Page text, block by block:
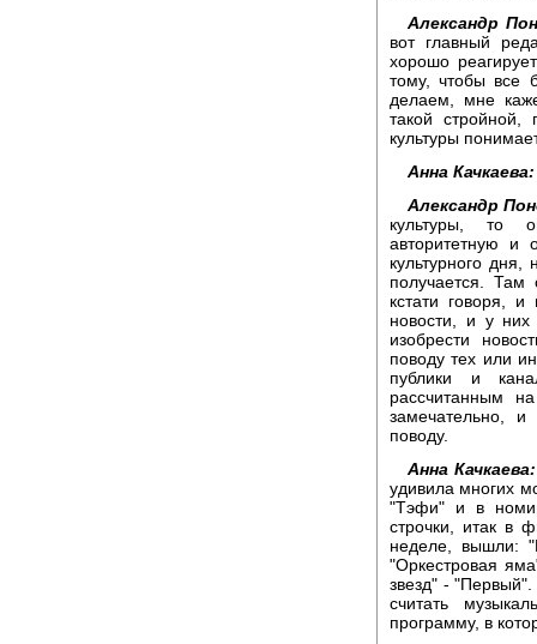
Александр
вот главный
хорошо
тому, чтобы все
делаем, мне
такой стройной,
культуры
Анна Качкаева:
Александр
культуры, то
авторитетную и
культурного
получается.
кстати говоря, и
новости, и у
изобрести
поводу тех или
публики и
рассчитанным
замечательно,
поводу.
Анна Качкаева:
удивила многих
"Тэфи" и в
строчки, итак в
неделе, вышли:
"Оркестровая
звезд" - "Первый".
считать
программу, в